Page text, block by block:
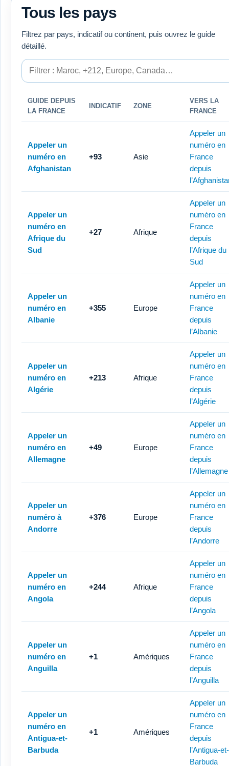
Tous les pays
Filtrez par pays, indicatif ou continent, puis ouvrez le guide
détaillé.
Filtrer
GUIDE DEPUIS
LA FRANCE
INDICATIF ZONE
VERS LA
FRANCE
Appeler un
numéro en
Afghanistan
+93 Asie
Appeler un
numéro en
France
depuis
Appeler un
numéro en
Afrique du
Sud
+27 Afrique
Appeler un
numéro en
France
depuis
l’Afrique du
Sud
Appeler un
numéro en
Albanie
+355 Europe
Appeler un
numéro en
France
depuis
l’Albanie
Appeler un
numéro en
Algérie
+213 Afrique
Appeler un
numéro en
France
depuis
l’Algérie
Appeler un
numéro en
Allemagne
+49 Europe
Appeler un
numéro en
France
depuis
l’Allemagne
Appeler un
numéro à
Andorre
+376 Europe
Appeler un
numéro en
France
depuis
l’Andorre
Appeler un
numéro en
Angola
+244 Afrique
Appeler un
numéro en
France
depuis
l’Angola
Appeler un
numéro en
Anguilla
+1 Amériques
Appeler un
numéro en
France
depuis
l’Anguilla
Appeler un
numéro en
Antigua-et-
Barbuda
+1 Amériques
Appeler un
numéro en
France
depuis
l’Antigua-et-
Barbuda